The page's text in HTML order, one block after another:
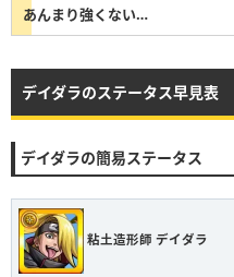
あんまり強くない…
デイダラのステータス早見表
デイダラの簡易ステータス
粘土造形師 デイダラ